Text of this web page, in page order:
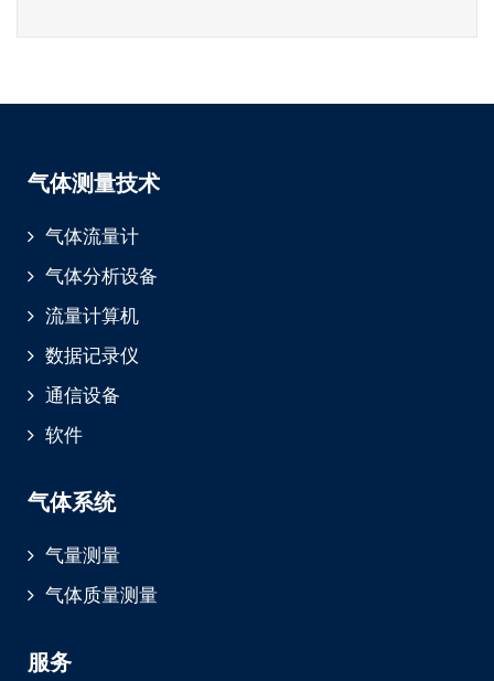
气体测量技术
气体流量计
气体分析设备
流量计算机
数据记录仪
通信设备
软件
气体系统
气量测量
气体质量测量
服务